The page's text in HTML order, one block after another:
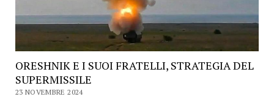
ORESHNIK E I SUOI FRATELLI, STRATEGIA DEL
SUPERMISSILE
23 NOVEMBRE 2024